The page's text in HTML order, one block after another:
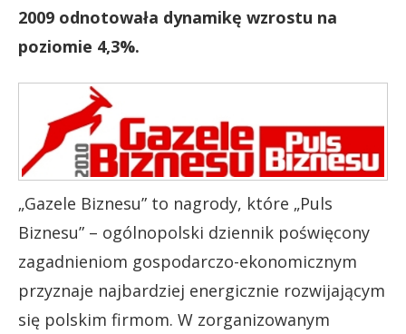
2009 odnotowała dynamikę wzrostu na
poziomie 4,3%.
„Gazele Biznesu” to nagrody, które „Puls
Biznesu” – ogólnopolski dziennik poświęcony
zagadnieniom gospodarczo-ekonomicznym
przyznaje najbardziej energicznie rozwijającym
się polskim firmom. W zorganizowanym